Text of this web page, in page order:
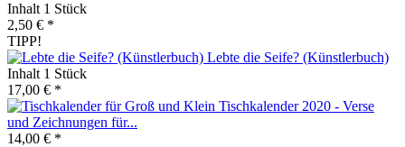
Inhalt 1 Stück
2,50 € *
TIPP!
Lebte die Seife? (Künstlerbuch)
Inhalt 1 Stück
17,00 € *
Tischkalender 2020 - Verse
und Zeichnungen für...
14,00 € *